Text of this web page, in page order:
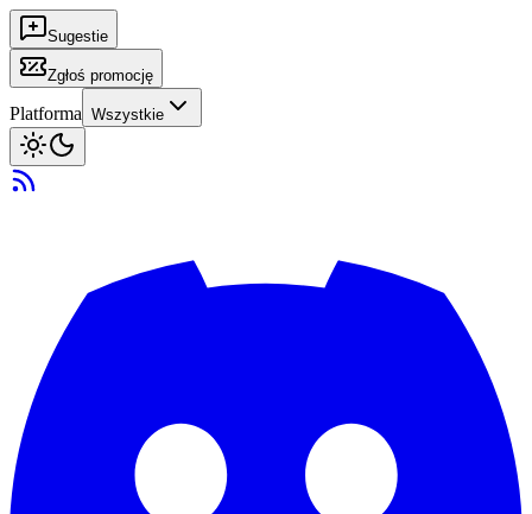
Sugestie
Zgłoś promocję
Platforma Wszystkie